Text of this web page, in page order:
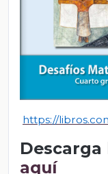
https://
aquí